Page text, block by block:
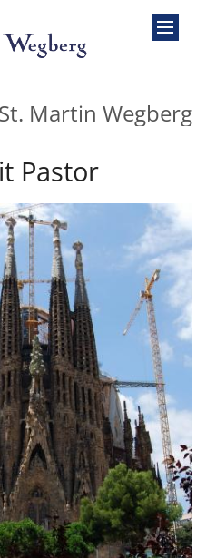
Martin Wegberg
Pastor